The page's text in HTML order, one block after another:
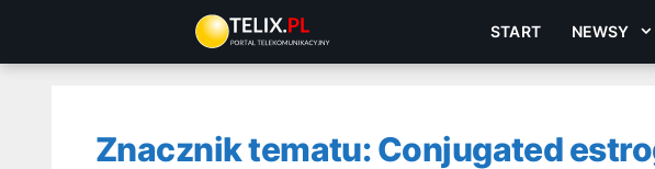
treści
START NEWSY
Znacznik tematu: Conjugated